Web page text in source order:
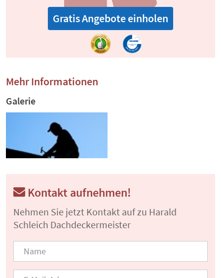
Gratis Angebote einholen
Mehr Informationen
Galerie
Kontakt aufnehmen!
Nehmen Sie jetzt Kontakt auf zu Harald
Schleich Dachdeckermeister